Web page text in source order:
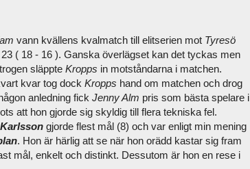
vann kvällens kvalmatch till elitserien mot Tyresö
( 18 - 16 ). Ganska överlägset kan det tyckas men
släppte Kropps in motståndarna i matchen.
kvar tog dock Kropps hand om matchen och drog
anledning fick Jenny Alm pris som bästa spelare i
att hon gjorde sig skyldig till flera tekniska fel.
gjorde flest mål (8) och var enligt min mening
. Hon är härlig att se när hon orädd kastar sig fram
mål, enkelt och distinkt. Dessutom är hon en rese i